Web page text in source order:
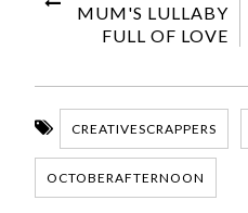
MUM'S LULLABY
FULL OF LOVE
CREATIVESCRAPPERS
OCTOBERAFTERNOON